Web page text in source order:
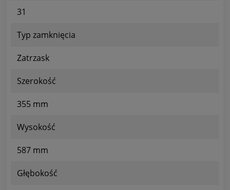
31
Typ zamknięcia
Zatrzask
Szerokość
355 mm
Wysokość
587 mm
Głębokość